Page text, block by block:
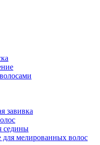
завивка
седины
для мелированных волос